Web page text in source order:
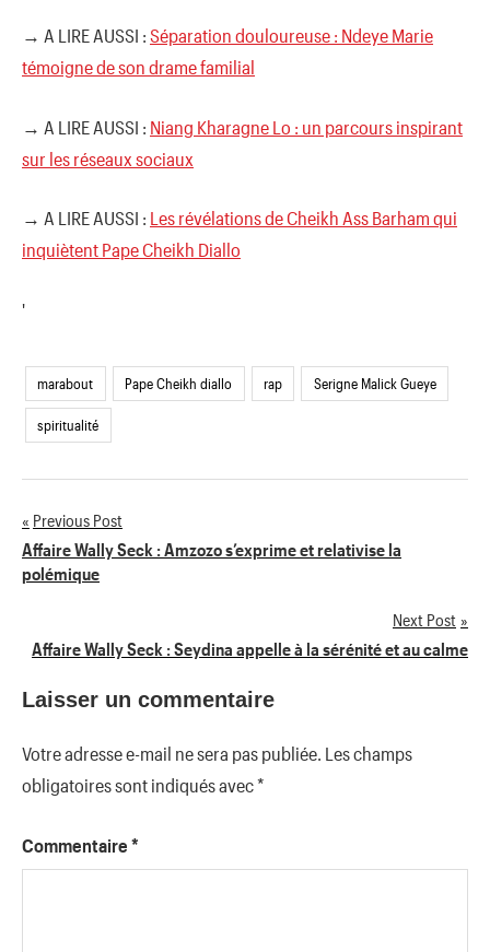
→ A LIRE AUSSI : Séparation douloureuse : Ndeye Marie
témoigne de son drame familial
→ A LIRE AUSSI : Niang Kharagne Lo : un parcours inspirant
sur les réseaux sociaux
→ A LIRE AUSSI : Les révélations de Cheikh Ass Barham qui
inquiètent Pape Cheikh Diallo
'
marabout Pape Cheikh diallo rap Serigne Malick Gueye
spiritualité
Navigation
de
Previous Post
Affaire Wally Seck : Amzozo s’exprime et relativise la
polémique
Next Post
Affaire Wally Seck : Seydina appelle à la sérénité et au calme
Laisser un commentaire
Votre adresse e-mail ne sera pas publiée. Les champs
obligatoires sont indiqués avec*
Commentaire *